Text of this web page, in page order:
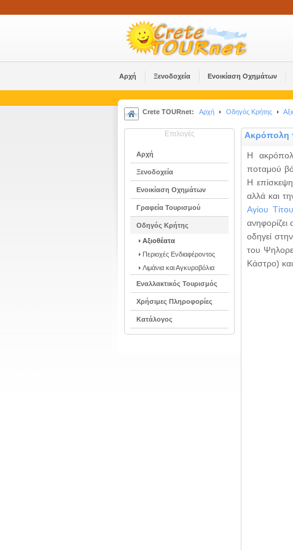
Αρχή Ξενοδοχεία Ενοικίαση Οχημάτων
Crete TOURnet: Αρχή Οδηγός Κρήτης
Επιλογές
Αρχή
Ξενοδοχεία
Ενοικίαση Οχημάτων
Γραφεία Τουρισμού
Οδηγός Κρήτης
Αξιοθέατα
Περιοχές Ενδιαφέροντος
Λιμάνια και Αγκυροβόλια
Εναλλακτικός Τουρισμός
Χρήσιμες Πληροφορίες
Κατάλογος
Ακρόπολη
Η
ποταμού
Η
αλλά και
Αγίου Τίτου
οδηγεί
του
Κάστρο)